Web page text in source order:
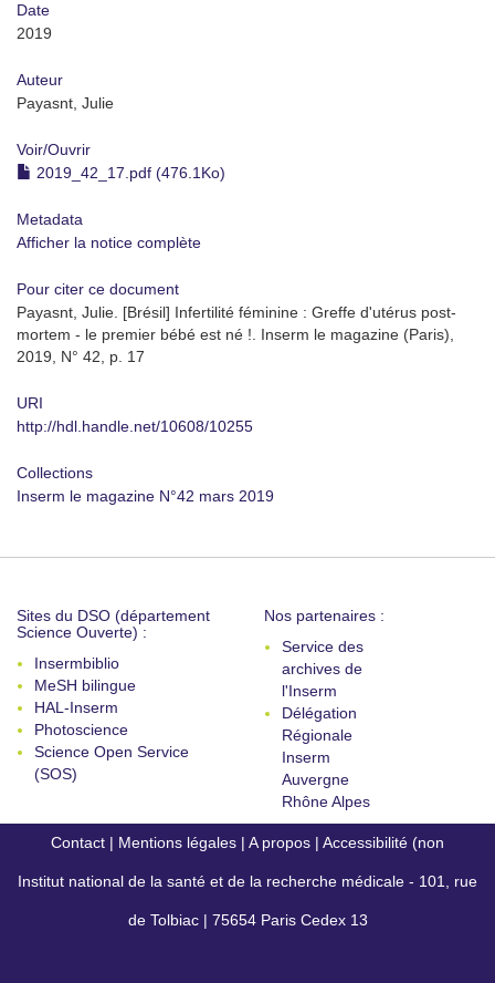
Date
2019
Auteur
Payasnt, Julie
Voir/Ouvrir
2019_42_17.pdf (476.1Ko)
Metadata
Afficher la notice complète
Pour citer ce document
Payasnt, Julie. [Brésil] Infertilité féminine : Greffe d'utérus post-
mortem - le premier bébé est né !. Inserm le magazine (Paris),
2019, N° 42, p. 17
URI
http://hdl.handle.net/10608/10255
Collections
Inserm le magazine N°42 mars 2019
Sites du DSO (département
Science Ouverte) :
Insermbiblio
MeSH bilingue
HAL-Inserm
Photoscience
Science Open Service
(SOS)
Nos partenaires :
Service des
archives de
l'Inserm
Délégation
Régionale
Inserm
Auvergne
Rhône Alpes
Contact | Mentions légales | A propos | Accessibilité (non
conforme)
Institut national de la santé et de la recherche médicale - 101, rue
de Tolbiac | 75654 Paris Cedex 13